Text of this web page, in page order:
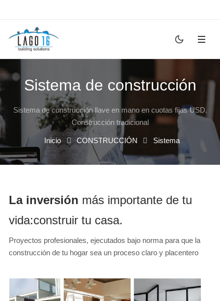
Sistema de construcción
Sistema de construcción llave en mano en cuotas fijas USD.
Construcción tradicional
Inicio CONSTRUCCIÓN Sistema
La inversión más importante de tu
vida:construir tu casa.
Proyectos profesionales, ejecutados bajo norma para que la
construcción de tu hogar sea un proceso claro y placentero